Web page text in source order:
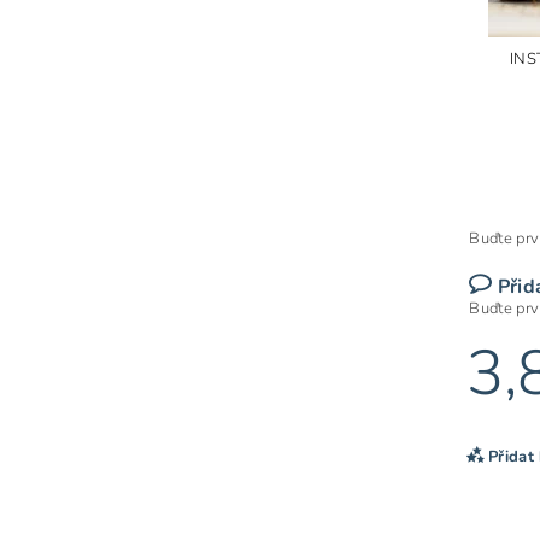
Buďte
Buďte
Přidat